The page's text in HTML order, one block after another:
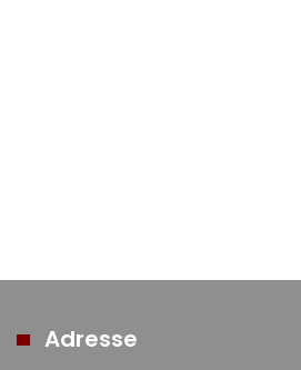
Adresse